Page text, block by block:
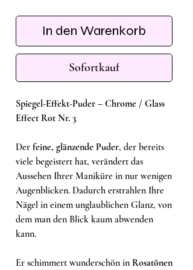
In den Warenkorb
Sofortkauf
Spiegel-Effekt-Puder – Chrome / Glass
Effect Rot Nr. 3
Der feine, glänzende Puder, der bereits
viele begeistert hat, verändert das
Aussehen Ihrer Maniküre in nur wenigen
Augenblicken. Dadurch erstrahlen Ihre
Nägel in einem unglaublichen Glanz, von
dem man den Blick kaum abwenden
kann.
Er schimmert wunderschön in Rosatönen